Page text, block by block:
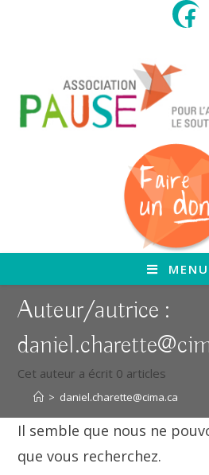
MENU
Auteur/autrice :
Cet auteur a écrit 0 articles
> daniel.charette@cima.ca
Il semble que nous ne
que vous recherchez.